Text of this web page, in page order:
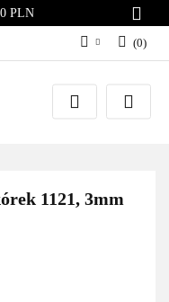
PLN
Zaloguj się
Załóż konto
(0)
1121, 3mm